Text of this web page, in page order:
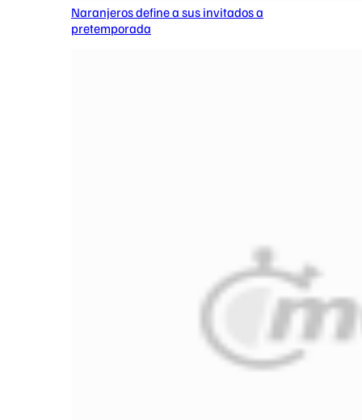
Naranjeros define a sus invitados a
pretemporada